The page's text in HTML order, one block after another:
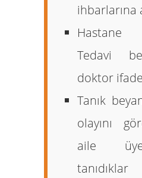
ihbarlarına
Hastane
Tedavi
doktor
Tanık
olayını
aile
tanıdıklar